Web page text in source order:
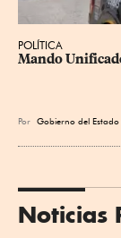
POLÍTICA
Mando
Por Gobierno del Estado
Noticias